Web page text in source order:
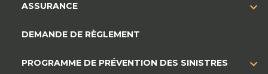
ASSURANCE
DEMANDE DE RÈGLEMENT
PROGRAMME DE PRÉVENTION DES SINISTRES